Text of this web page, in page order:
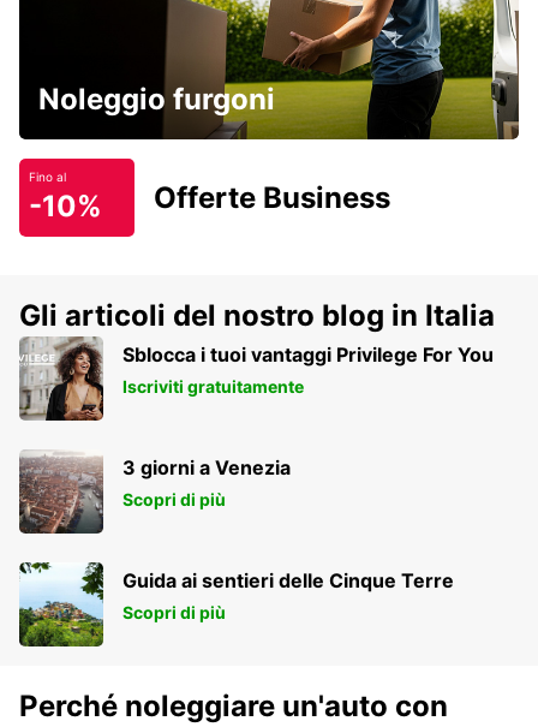
Noleggio furgoni
Fino al
-10% Offerte Business
Gli articoli del nostro blog in Italia
Sblocca i tuoi vantaggi Privilege For You
Iscriviti gratuitamente
3 giorni a Venezia
Scopri di più
Guida ai sentieri delle Cinque Terre
Scopri di più
Perché noleggiare un'auto con